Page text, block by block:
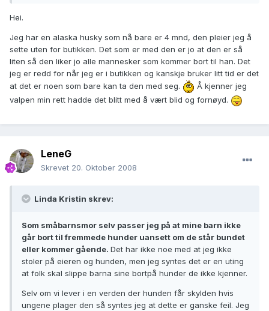
Hei.
Jeg har en alaska husky som nå bare er 4 mnd, den pleier jeg å
sette uten for butikken. Det som er med den er jo at den er så
liten så den liker jo alle mannesker som kommer bort til han. Det
jeg er redd for når jeg er i butikken og kanskje bruker litt tid er det
at det er noen som bare kan ta den med seg.
Å kjenner jeg
valpen min rett hadde det blitt med å vært blid og fornøyd.
LeneG
Skrevet 20. Oktober 2008
Linda Kristin skrev:
Som småbarnsmor selv passer jeg på at mine barn ikke
går bort til fremmede hunder uansett om de står bundet
eller kommer gående. Det har ikke noe med at jeg ikke
stoler på eieren og hunden, men jeg syntes det er en uting
at folk skal slippe barna sine bortpå hunder de ikke kjenner.
Selv om vi lever i en verden der hunden får skylden hvis
ungene plager den så syntes jeg at dette er ganske feil. Jeg